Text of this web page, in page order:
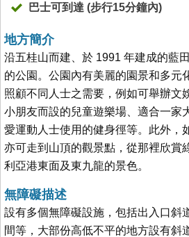
巴士可到達 (步行15分鐘內)
地方簡介
沿五桂山而建、於 1991 年建成的藍
的公園。公園內有美麗的園景和多元
照顧不同人士之需要，例如可舉辦文
小朋友而設的兒童遊樂場、適合一家
愛運動人士使用的健身徑等。此外，
亦可走到山頂的觀景點，從那裡欣賞
利亞港東面及東九龍的景色。
無障礙描述
設有多個無障礙設施，包括出入口斜
間等，大部份高低不平的地方設有斜